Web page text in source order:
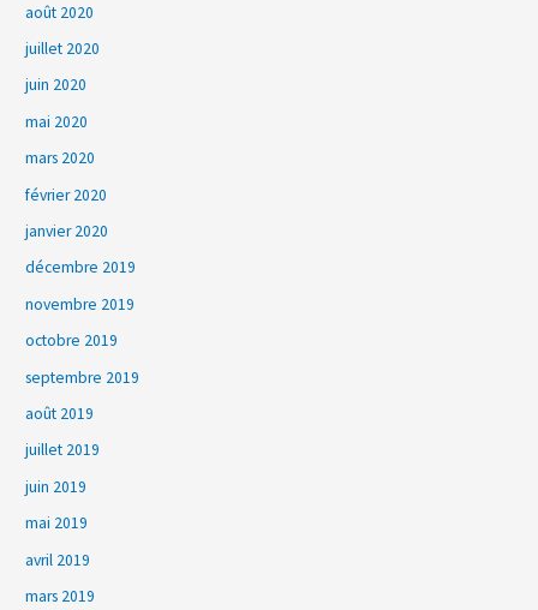
août 2020
juillet 2020
juin 2020
mai 2020
mars 2020
février 2020
janvier 2020
décembre 2019
novembre 2019
octobre 2019
septembre 2019
août 2019
juillet 2019
juin 2019
mai 2019
avril 2019
mars 2019